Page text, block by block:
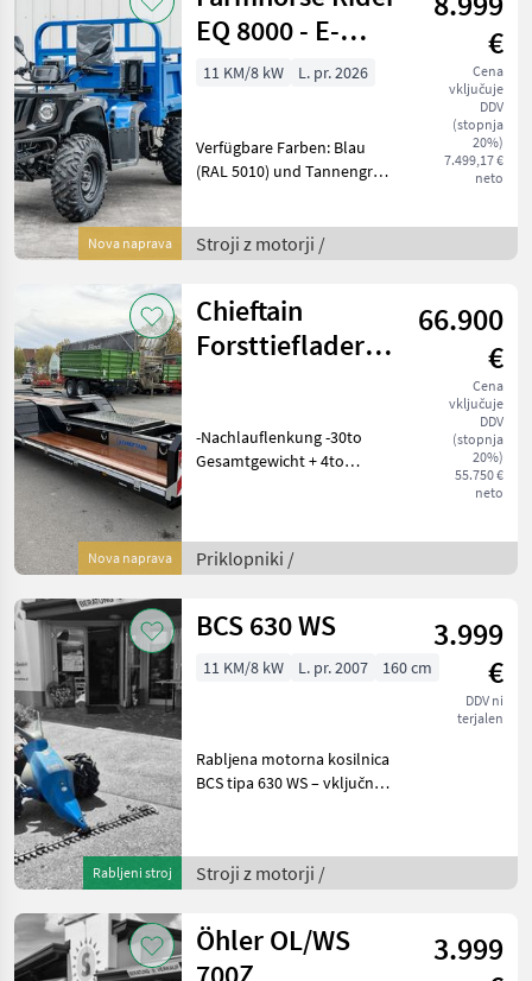
Nova naprava
EQ 8000 - E-
Quad mit
€
Cena
vključuje
DDV
(stopnja
20%)
7.499,17 €
neto
11 KM/8 kW L. pr. 2026
Verfügbare Farben: Blau
(RAL 5010) und Tannengrün
Eigengewicht: 440 kg
Zuladung: 250 kg
Anhängela
Stroji z motorji /
Nova naprava
Chieftain
Forsttieflader
66.900
€
Cena
vključuje
DDV
(stopnja
20%)
55.750 €
neto
-Nachlauflenkung -30to
Gesamtgewicht + 4to
Blitzer -Luftfederung -
Warntafeln mit
Priklopniki /
Rabljeni stroj
BCS 630 WS
3.999
€
DDV ni
terjalen
11 KM/8 kW L. pr. 2007 160 cm
Rabljena motorna kosilnica
BCS tipa 630 WS – vključno
košnjo – vključno s
kosilnim nosilcem Ta in
Stroji z motorji /
Öhler OL/WS
3.999